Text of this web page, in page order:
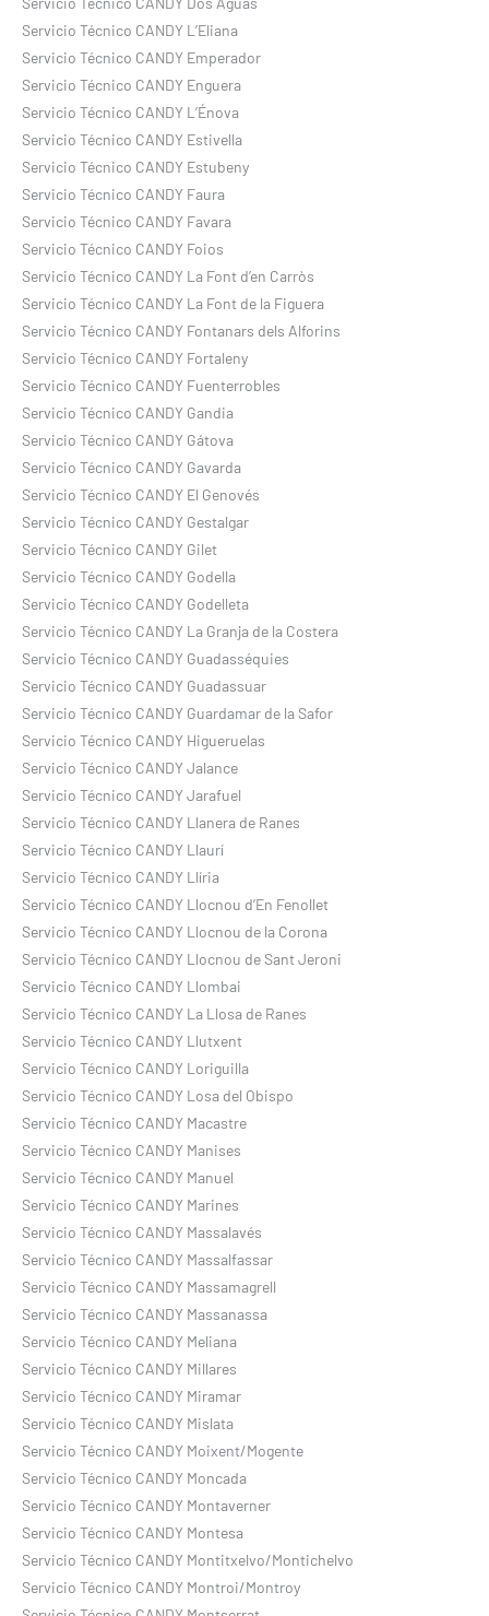
Servicio Técnico CANDY L’Eliana
Servicio Técnico CANDY Emperador
Servicio Técnico CANDY Enguera
Servicio Técnico CANDY L’Énova
Servicio Técnico CANDY Estivella
Servicio Técnico CANDY Estubeny
Servicio Técnico CANDY Faura
Servicio Técnico CANDY Favara
Servicio Técnico CANDY Foios
Servicio Técnico CANDY La Font d’en Carròs
Servicio Técnico CANDY La Font de la Figuera
Servicio Técnico CANDY Fontanars dels Alforins
Servicio Técnico CANDY Fortaleny
Servicio Técnico CANDY Fuenterrobles
Servicio Técnico CANDY Gandia
Servicio Técnico CANDY Gátova
Servicio Técnico CANDY Gavarda
Servicio Técnico CANDY El Genovés
Servicio Técnico CANDY Gestalgar
Servicio Técnico CANDY Gilet
Servicio Técnico CANDY Godella
Servicio Técnico CANDY Godelleta
Servicio Técnico CANDY La Granja de la Costera
Servicio Técnico CANDY Guadasséquies
Servicio Técnico CANDY Guadassuar
Servicio Técnico CANDY Guardamar de la Safor
Servicio Técnico CANDY Higueruelas
Servicio Técnico CANDY Jalance
Servicio Técnico CANDY Jarafuel
Servicio Técnico CANDY Llanera de Ranes
Servicio Técnico CANDY Llaurí
Servicio Técnico CANDY Llíria
Servicio Técnico CANDY Llocnou d’En Fenollet
Servicio Técnico CANDY Llocnou de la Corona
Servicio Técnico CANDY Llocnou de Sant Jeroni
Servicio Técnico CANDY Llombai
Servicio Técnico CANDY La Llosa de Ranes
Servicio Técnico CANDY Llutxent
Servicio Técnico CANDY Loriguilla
Servicio Técnico CANDY Losa del Obispo
Servicio Técnico CANDY Macastre
Servicio Técnico CANDY Manises
Servicio Técnico CANDY Manuel
Servicio Técnico CANDY Marines
Servicio Técnico CANDY Massalavés
Servicio Técnico CANDY Massalfassar
Servicio Técnico CANDY Massamagrell
Servicio Técnico CANDY Massanassa
Servicio Técnico CANDY Meliana
Servicio Técnico CANDY Millares
Servicio Técnico CANDY Miramar
Servicio Técnico CANDY Mislata
Servicio Técnico CANDY Moixent/Mogente
Servicio Técnico CANDY Moncada
Servicio Técnico CANDY Montaverner
Servicio Técnico CANDY Montesa
Servicio Técnico CANDY Montitxelvo/Montichelvo
Servicio Técnico CANDY Montroi/Montroy